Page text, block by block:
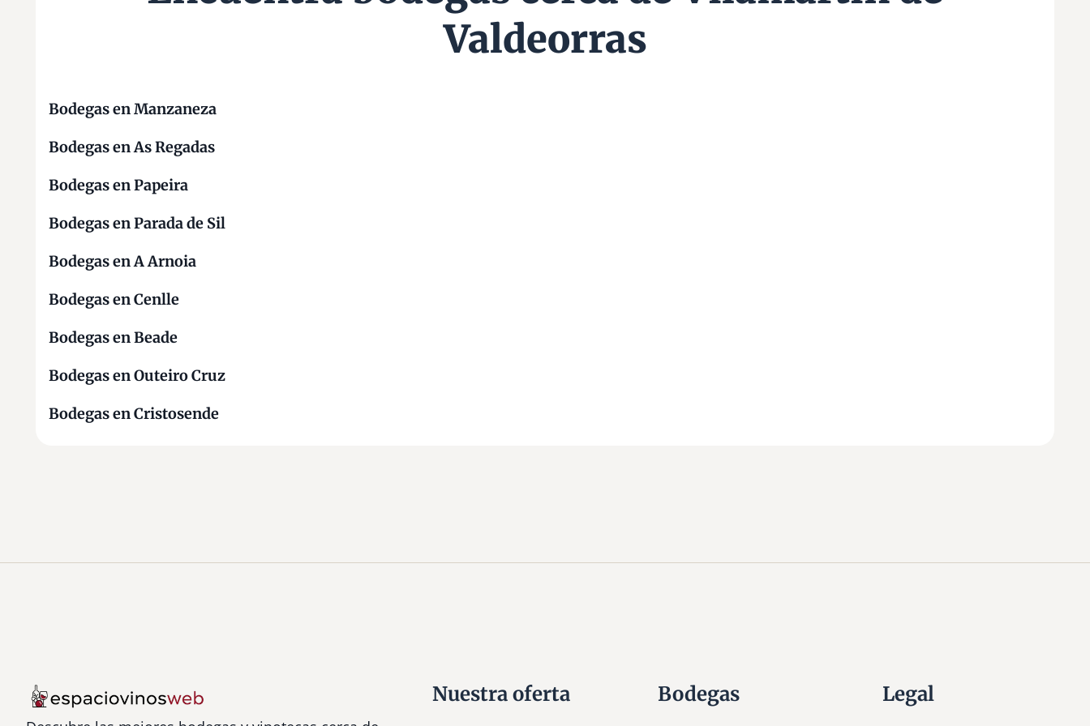
Valdeorras
Bodegas en Manzaneza
Bodegas en As Regadas
Bodegas en Papeira
Bodegas en Parada de Sil
Bodegas en A Arnoia
Bodegas en Cenlle
Bodegas en Beade
Bodegas en Outeiro Cruz
Bodegas en Cristosende
Nuestra oferta Bodegas Legal